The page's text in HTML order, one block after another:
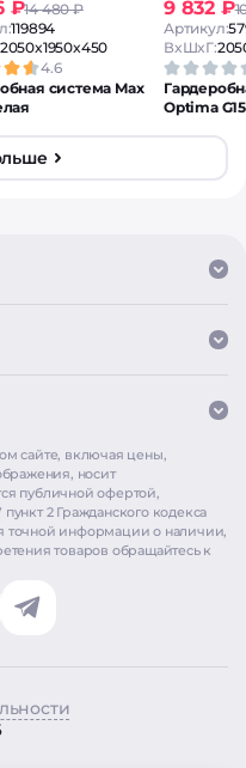
₽14 480 ₽
119894
2050x1950x450
4.6
система Max
9 832 ₽
Артикул:
ВxШxГ:
Optima
сайте, включая цены,
носит
публичной офертой,
2 Гражданского кодекса
точной информации о наличии,
товаров обращайтесь к
сайт, вы
cookie. Нажимая
на обработку